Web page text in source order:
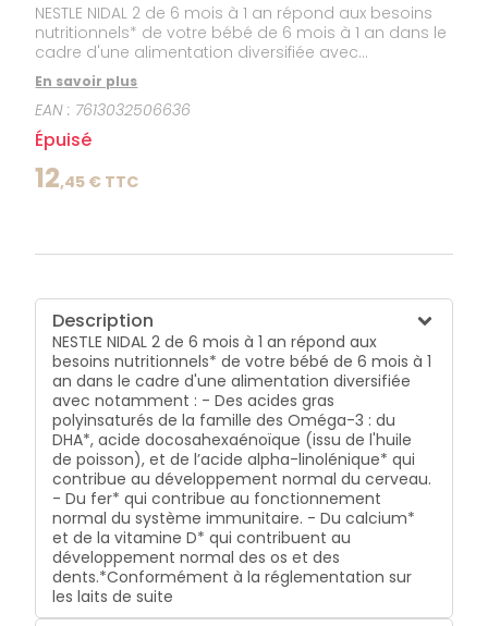
NESTLE NIDAL 2 de 6 mois à 1 an répond aux besoins
nutritionnels* de votre bébé de 6 mois à 1 an dans le
cadre d'une alimentation diversifiée avec
notamment : - Des acides gras polyinsaturés de la
famille des Oméga-3 : du DHA*, acide
docosahexaénoïque (issu de l'huile de poisson), et
de l’acide alpha-linolénique* qui contribue au
développement normal du cerveau. - Du fer* qui
contribue au fonctionnement normal du système
immunitaire. - Du calcium* et de la vitamine D* qui
En savoir plus
EAN : 7613032506636
Épuisé
12,45 € TTC
Description
NESTLE NIDAL 2 de 6 mois à 1 an répond aux
besoins nutritionnels* de votre bébé de 6 mois à 1
an dans le cadre d'une alimentation diversifiée
avec notamment : - Des acides gras
polyinsaturés de la famille des Oméga-3 : du
DHA*, acide docosahexaénoïque (issu de l'huile
de poisson), et de l’acide alpha-linolénique* qui
contribue au développement normal du cerveau.
- Du fer* qui contribue au fonctionnement
normal du système immunitaire. - Du calcium*
et de la vitamine D* qui contribuent au
développement normal des os et des
dents.*Conformément à la réglementation sur
les laits de suite